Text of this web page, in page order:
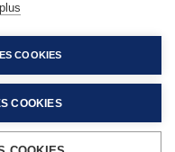
COOKIES
COOKIES